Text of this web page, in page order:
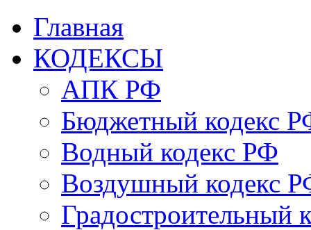
Главная
КОДЕКСЫ
АПК РФ
Бюджетный кодекс
Водный кодекс РФ
Воздушный кодекс
Градостроительный